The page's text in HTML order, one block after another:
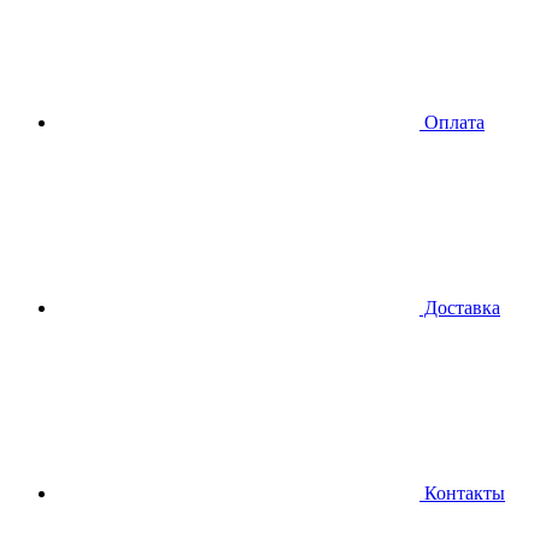
Оплата
Доставка
Контакты